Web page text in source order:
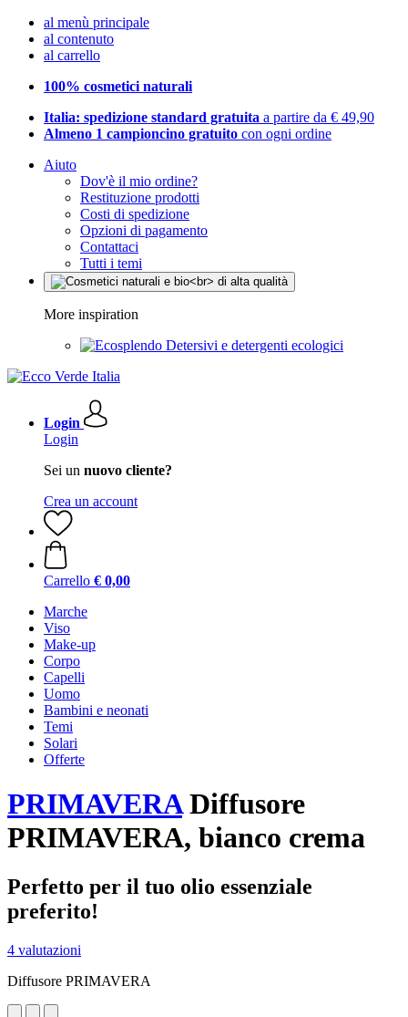
al menù principale
al contenuto
al carrello
100% cosmetici naturali
Italia: spedizione standard gratuita a partire da € 49,90
Almeno 1 campioncino gratuito con ogni ordine
Aiuto
Dov'è il mio ordine?
Restituzione prodotti
Costi di spedizione
Opzioni di pagamento
Contattaci
Tutti i temi
More inspiration
Detersivi e detergenti ecologici
Login
Login
Sei un nuovo cliente?
Crea un account
Carrello € 0,00
Marche
Viso
Make-up
Corpo
Capelli
Uomo
Bambini e neonati
Temi
Solari
Offerte
PRIMAVERADiffusore
PRIMAVERA, bianco crema
Perfetto per il tuo olio essenziale
preferito!
4 valutazioni
Diffusore PRIMAVERA